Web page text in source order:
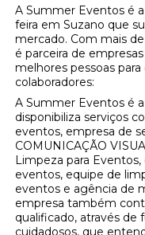
A Summer Eventos é
feira em Suzano que
mercado. Com mais
é parceira de
melhores pessoas
colaboradores:
A Summer Eventos é
disponibiliza serviços
eventos, empresa de
COMUNICAÇÃO
Limpeza para
eventos, equipe de
eventos e agência de
empresa também
qualificado, através de
cuidadosos, que